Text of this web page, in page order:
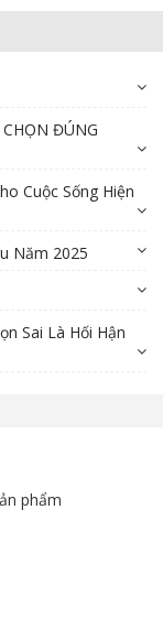
ĐÚNG
Cuộc Sống Hiện
Năm 2025
Sai Là Hối Hận
phẩm